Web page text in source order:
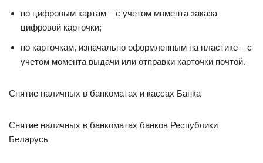
по цифровым картам – с учетом момента заказа
цифровой карточки;
по карточкам, изначально оформленным на пластике – с
учетом момента выдачи или отправки карточки почтой.
Снятие наличных в банкоматах и кассах Банка
Снятие наличных в банкоматах банков Республики
Беларусь